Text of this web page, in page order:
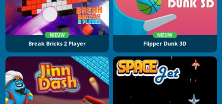
NIEUW
Break Bricks 2 Player
NIEUW
Flipper Dunk 3D